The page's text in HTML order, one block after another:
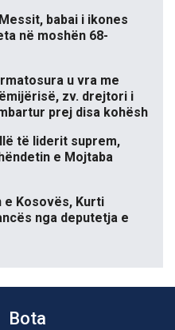
babai i ikones
në moshën 68-
u vra me
zv. drejtori i
prej disa kohësh
të liderit suprem,
e Mojtaba
e Kosovës, Kurti
nga deputetja e
Bota